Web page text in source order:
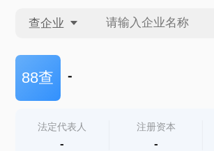
查企业
查企业
查产地
88查 -
法定代表人
-
注册资本
-